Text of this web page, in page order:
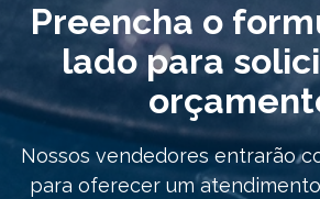
Preencha o
lado para
Nossos vendedores entrarão
para oferecer um